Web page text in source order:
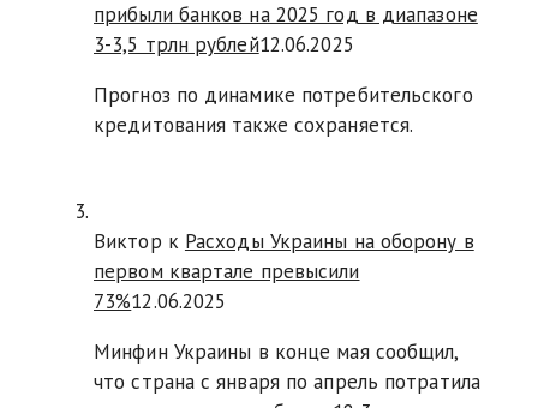
прибыли банков на 2025 год в диапазоне
3-3,5 трлн рублей12.06.2025
Прогноз по динамике потребительского
кредитования также сохраняется.
Виктор к Расходы Украины на оборону в
первом квартале превысили
73%12.06.2025
Минфин Украины в конце мая сообщил,
что страна с января по апрель потратила